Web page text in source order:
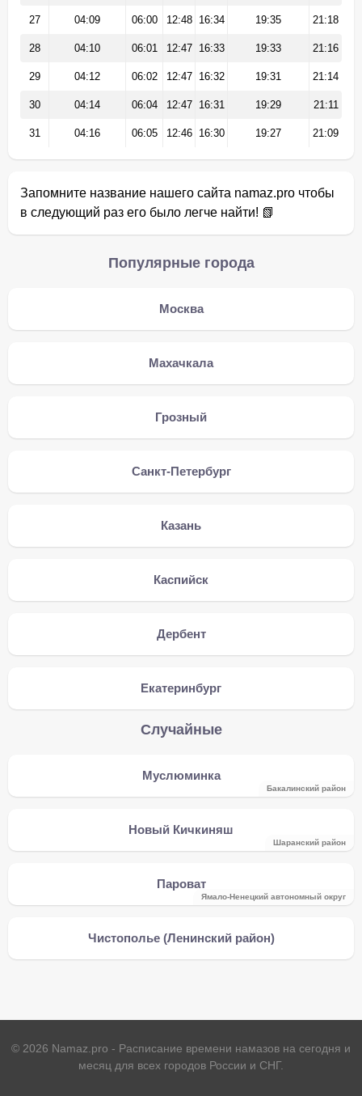
27 04:09 06:00 12:48 16:34 19:35 21:18
28 04:10 06:01 12:47 16:33 19:33 21:16
29 04:12 06:02 12:47 16:32 19:31 21:14
30 04:14 06:04 12:47 16:31 19:29 21:11
31 04:16 06:05 12:46 16:30 19:27 21:09
Запомните название нашего сайта namaz.pro чтобы
в следующий раз его было легче найти! 📗
Популярные города
Москва
Махачкала
Грозный
Санкт-Петербург
Казань
Каспийск
Дербент
Екатеринбург
Случайные
Муслюминка
Бакалинский район
Новый Кичкиняш
Шаранский район
Пароват
Ямало-Ненецкий автономный округ
Чистополье (Ленинский район)
© 2026 Namaz.pro - Расписание времени намазов на сегодня и
месяц для всех городов России и СНГ.